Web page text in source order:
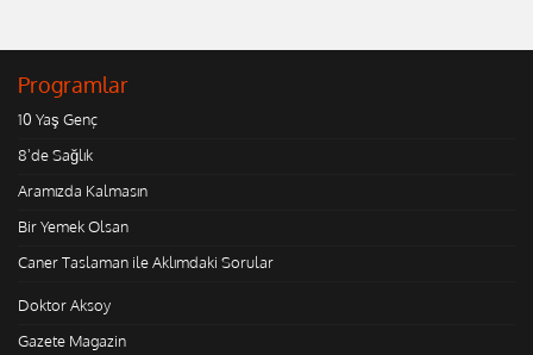
Programlar
10 Yaş Genç
8'de Sağlık
Aramızda Kalmasın
Bir Yemek Olsan
Caner Taslaman ile Aklımdaki Sorular
Doktor Aksoy
Gazete Magazin